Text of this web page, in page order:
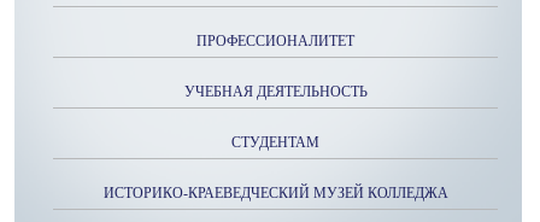
ПРОФЕССИОНАЛИТЕТ
УЧЕБНАЯ ДЕЯТЕЛЬНОСТЬ
СТУДЕНТАМ
ИСТОРИКО-КРАЕВЕДЧЕСКИЙ МУЗЕЙ КОЛЛЕДЖА